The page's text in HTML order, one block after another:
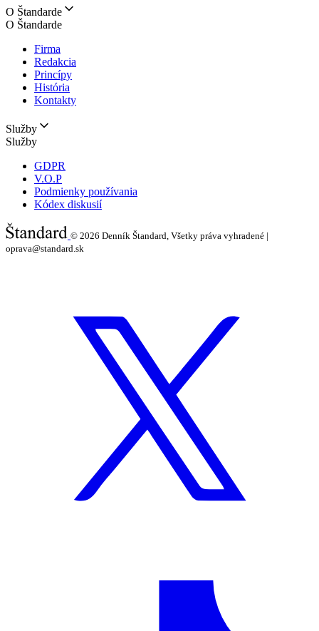
O Štandarde
O Štandarde
Firma
Redakcia
Princípy
História
Kontakty
Služby
Služby
GDPR
V.O.P
Podmienky používania
Kódex diskusií
© 2026 Denník Štandard, Všetky práva vyhradené |
oprava@standard.sk